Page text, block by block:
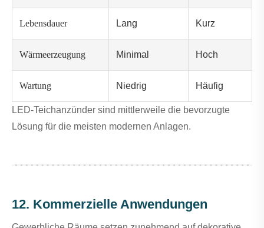
Lebensdauer Lang Kurz
Wärmeerzeugung Minimal Hoch
Wartung Niedrig Häufig
LED-Teichanzünder sind mittlerweile die bevorzugte
Lösung für die meisten modernen Anlagen.
12. Kommerzielle Anwendungen